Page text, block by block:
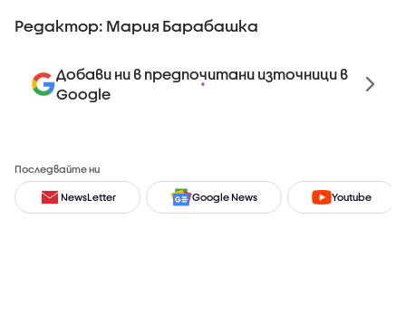
Редактор: Мария Барабашка
Добави ни в предпочитани източници в
Google
Последвайте ни
NewsLetter Google News Youtube